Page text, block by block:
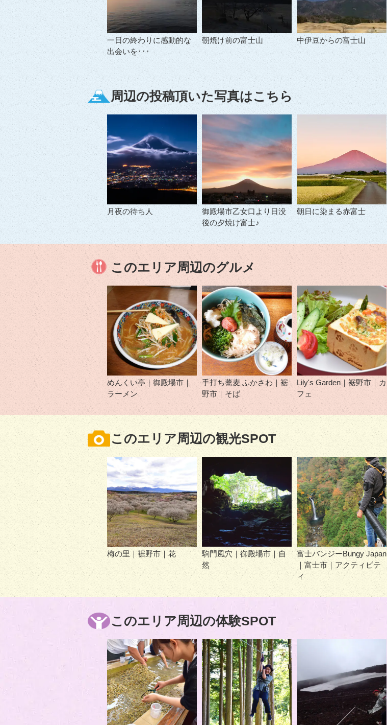
一日の終わりに感動的な
出会いを･･･
朝焼け前の富士山 中伊豆からの富士山
周辺の投稿頂いた写真はこちら
月夜の待ち人
御殿場市乙女口より日没
後の夕焼け富士♪
朝日に染まる赤富士
このエリア周辺のグルメ
めんくい亭｜御殿場市｜
ラーメン
手打ち蕎麦 ふかさわ｜裾
野市｜そば
Lily's Garden｜裾野市｜カ
フェ
このエリア周辺の観光SPOT
梅の里｜裾野市｜花
駒門風穴｜御殿場市｜自
然
富士バンジーBungy Japan
｜富士市｜アクティビテ
ィ
このエリア周辺の体験SPOT